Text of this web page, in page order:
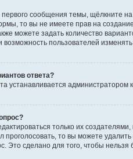
сообщения темы, щёлкните
то вы не имеете прав на
можете задать количество
пользователей
ответа?
устанавливается
только их
проголосовать, то вы можете
Это сделано для того, чтобы